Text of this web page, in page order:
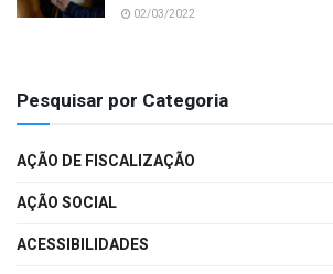
02/03/2022
Pesquisar por Categoria
AÇÃO DE FISCALIZAÇÃO
AÇÃO SOCIAL
ACESSIBILIDADES